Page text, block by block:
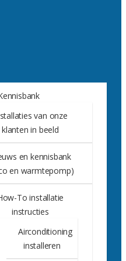
van onze
klanten in beeld
en kennisbank
en warmtepomp)
To installatie
instructies
Airconditioning
installeren